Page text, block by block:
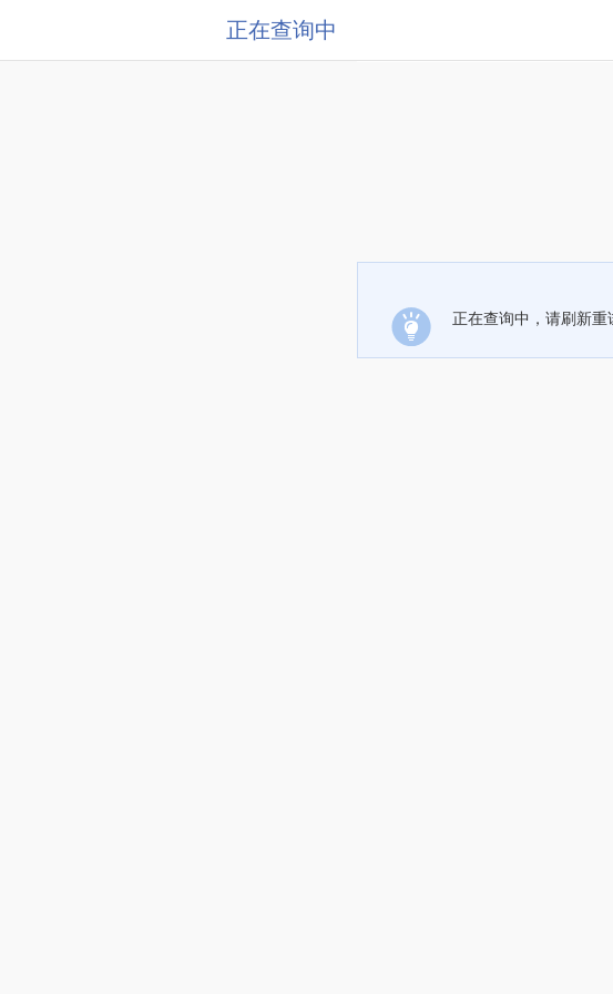
正在查询中
正在查询中，请刷新重